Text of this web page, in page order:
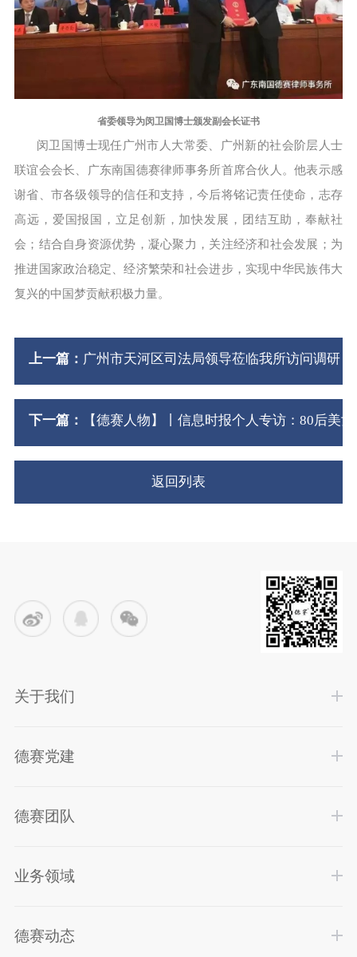
省委领导为闵卫国博士颁发副会长证书
闵卫国博士现任广州市人大常委、广州新的社会阶层人士
联谊会会长、广东南国德赛律师事务所首席合伙人。他表示感
谢省、市各级领导的信任和支持，今后将铭记责任使命，志存
高远，爱国报国，立足创新，加快发展，团结互助，奉献社
会；结合自身资源优势，凝心聚力，关注经济和社会发展；为
推进国家政治稳定、经济繁荣和社会进步，实现中华民族伟大
复兴的中国梦贡献积极力量。
上一篇： 广州市天河区司法局领导莅临我所访问调研
下一篇： 【德赛人物】丨信息时报个人专访：80后
返回列表
关于我们
德赛党建
德赛团队
业务领域
德赛动态